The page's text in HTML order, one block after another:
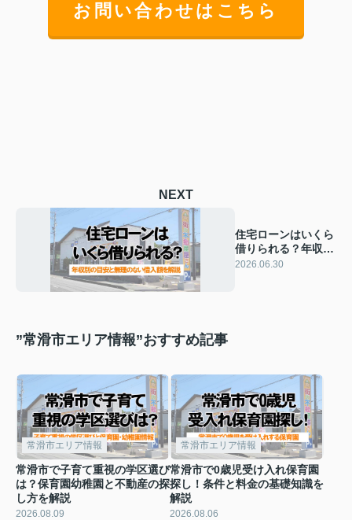
お問い合わせはこちら
NEXT
住宅ローンはいくら
借りられる？年収別
の目安と無理のない
2026.06.30
”常滑市エリア情報”おすすめ記事
常滑市エリア情報
常滑市で子育て重視の学区選び
は？保育園幼稚園と不動産の探
し方を解説
2026.08.09
常滑市エリア情報
常滑市で0歳児受け入れ保育園
探し！条件と料金の基礎知識を
解説
2026.08.06